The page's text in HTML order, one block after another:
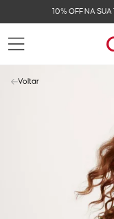
10% OFF NA SUA 1ª
Voltar